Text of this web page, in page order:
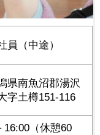
員（中途）
県南魚沼郡湯沢
字土樽151-116
16:00（休憩60